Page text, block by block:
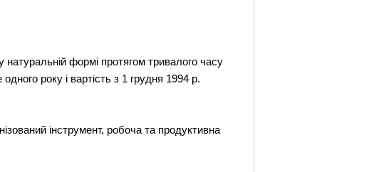
формі протягом тривалого часу
року і вартість з 1 грудня 1994 р.
інструмент, робоча та продуктивна